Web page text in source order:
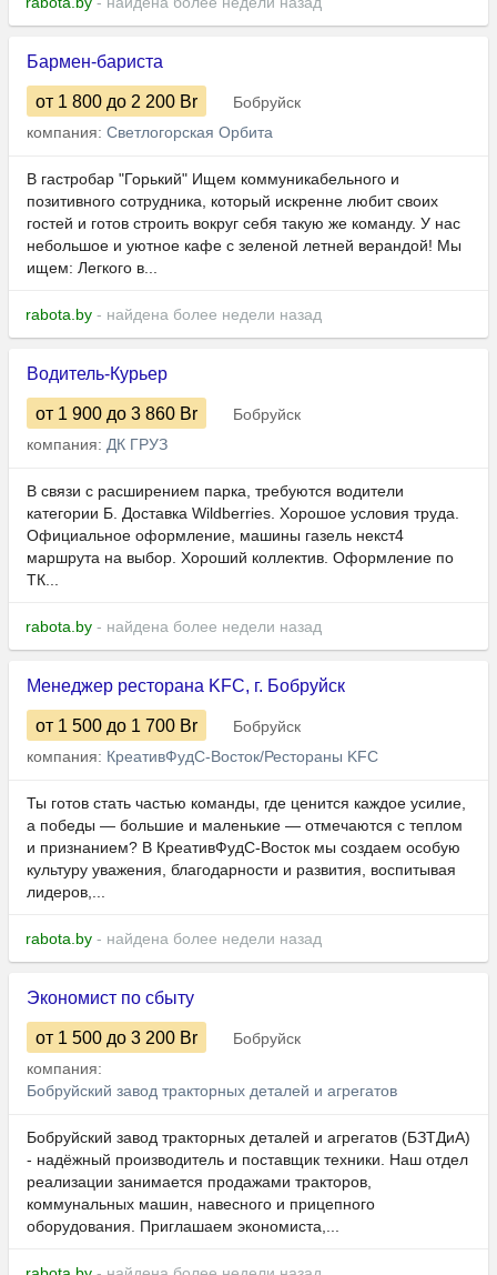
Бармен-бариста
от 1 800 до 2 200 Br
Бобруйск
компания: Светлогорская Орбита
В гастробар "Горький" Ищем коммуникабельного и
позитивного сотрудника, который искренне любит своих
гостей и готов строить вокруг себя такую же команду. У нас
небольшое и уютное кафе с зеленой летней верандой! Мы
ищем: Легкого в...
rabota.by - найдена более недели назад
Водитель-Курьер
от 1 900 до 3 860 Br
Бобруйск
компания: ДК ГРУЗ
В связи с расширением парка, требуются водители
категории Б. Доставка Wildberries. Хорошое условия труда.
Официальное оформление, машины газель некст4
маршрута на выбор. Хороший коллектив. Оформление по
ТК...
rabota.by - найдена более недели назад
Менеджер ресторана KFC, г. Бобруйск
от 1 500 до 1 700 Br
Бобруйск
компания: КреативФудС-Восток/Рестораны KFC
Ты готов стать частью команды, где ценится каждое усилие,
а победы — большие и маленькие — отмечаются с теплом
и признанием? В КреативФудС-Восток мы создаем особую
культуру уважения, благодарности и развития, воспитывая
лидеров,...
rabota.by - найдена более недели назад
Экономист по сбыту
от 1 500 до 3 200 Br
Бобруйск
компания:
Бобруйский завод тракторных деталей и агрегатов
Бобруйский завод тракторных деталей и агрегатов (БЗТДиА)
- надёжный производитель и поставщик техники. Наш отдел
реализации занимается продажами тракторов,
коммунальных машин, навесного и прицепного
оборудования. Приглашаем экономиста,...